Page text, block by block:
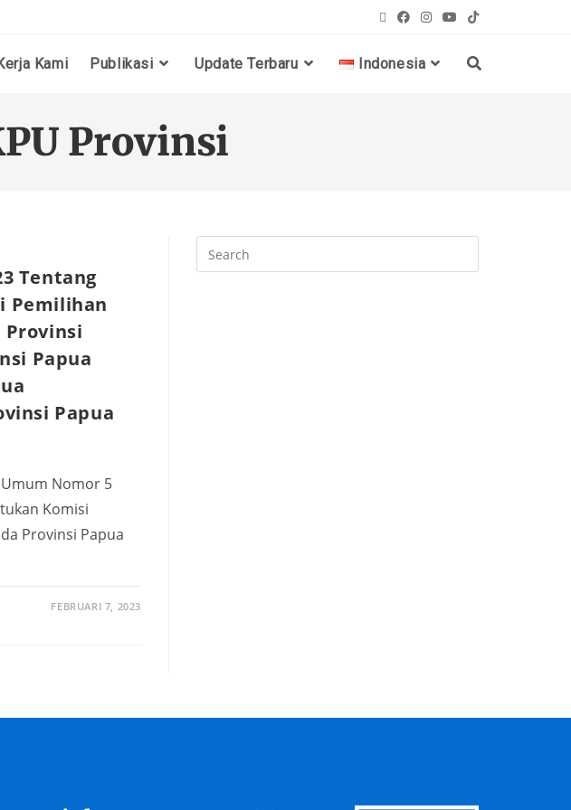
Kami Publikasi Update Terbaru Indonesia
Provinsi
Tentang
Pemilihan
Provinsi
Papua
Papua
Nomor 5
Komisi
Provinsi Papua
FEBRUARI 7, 2023